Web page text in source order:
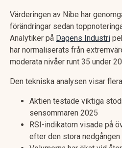
Värderingen av Nibe har
förändringar sedan
Analytiker på Dagens Industri
har normaliserats från
moderata nivåer runt 35 under
Den tekniska analysen visar
Aktien testade viktiga
sensommaren 2025
RSI-indikatorn visade på
efter den stora nedgången